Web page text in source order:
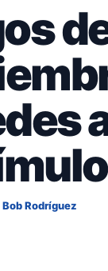
Bob Rodríguez